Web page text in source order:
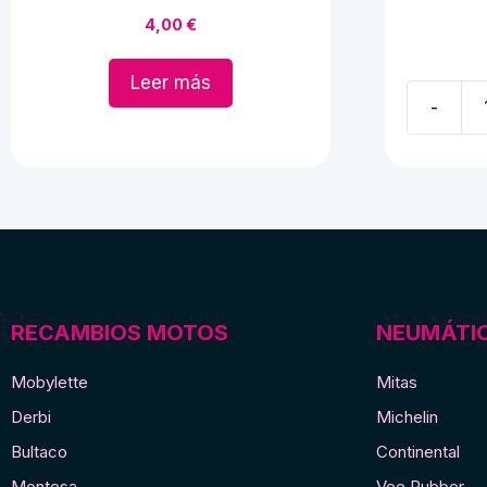
4,00€
Leer más
-
clásica
RECAMBIOS MOTOS
Mobylette
Derbi
Bultaco
Mitas
Michelin
Continental